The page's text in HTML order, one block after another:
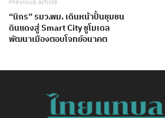
“นิกร” รมว.พม. เดินหน้าปั้นชุมชน
ดินแดงสู่ Smart City ชูโมเดล
พัฒนาเมืองตอบโจทย์อนาคต